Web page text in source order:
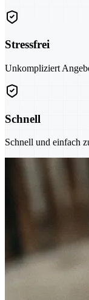
Stressfrei
Unkompliziert
Schnell
Schnell und einfach